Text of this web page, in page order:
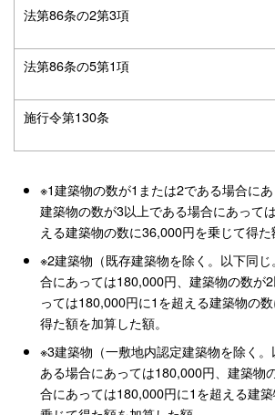
法第86条の2第3項
法第86条の5第1項
施行令第130条
※1建築物の数が1または2である場合にあ
建築物の数が3以上である場合にあって
える建築物の数に36,000円を乗じて得た
※2建築物（既存建築物を除く。以下同
合にあっては180,000円、建築物の数が
っては180,000円に1を超える建築物の
得た額を加算した額。
※3建築物（一敷地内認定建築物を除く
ある場合にあっては180,000円、建築物
合にあっては180,000円に1を超える建